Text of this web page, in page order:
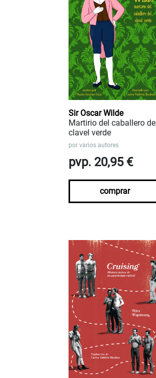
Sir Oscar Wilde
Martirio del caballero del
clavel verde
por varios autores
pvp. 20,95 €
comprar